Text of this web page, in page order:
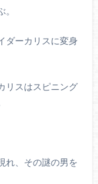
。
ダーカリスに変身
リスはスピニング
れ、その謎の男を